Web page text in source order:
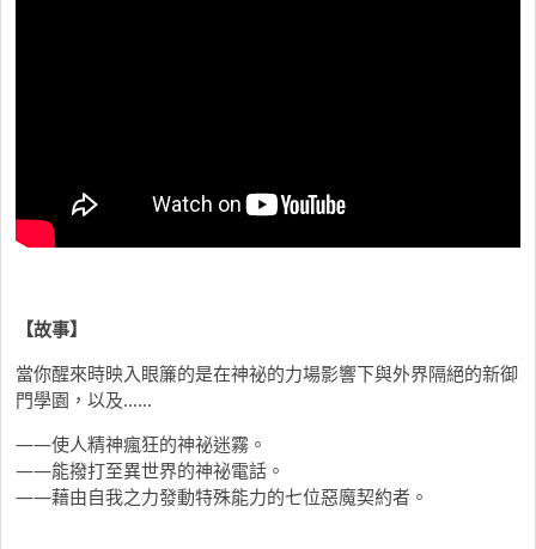
【故事】
當你醒來時映入眼簾的是在神祕的力場影響下與外界隔絕的新御
門學園，以及……
――使人精神瘋狂的神祕迷霧。
――能撥打至異世界的神祕電話。
――藉由自我之力發動特殊能力的七位惡魔契約者。